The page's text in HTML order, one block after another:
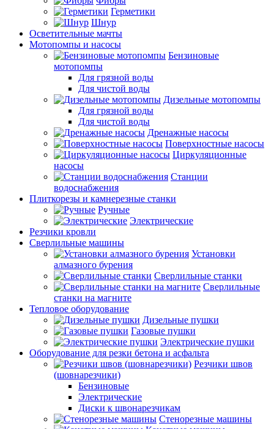
Герметики
Шнур
Осветительные мачты
Мотопомпы и насосы
Бензиновые
мотопомпы
Для грязной воды
Для чистой воды
Дизельные мотопомпы
Для грязной воды
Для чистой воды
Дренажные насосы
Поверхностные насосы
Циркуляционные
насосы
Станции
водоснабжения
Плиткорезы и камнерезные станки
Ручные
Электрические
Резчики кровли
Сверлильные машины
Установки
алмазного бурения
Сверлильные станки
Сверлильные
станки на магните
Тепловое оборудование
Дизельные пушки
Газовые пушки
Электрические пушки
Оборудование для резки бетона и асфальта
Резчики швов
(шовнарезчики)
Бензиновые
Электрические
Диски к швонарезчикам
Стенорезные машины